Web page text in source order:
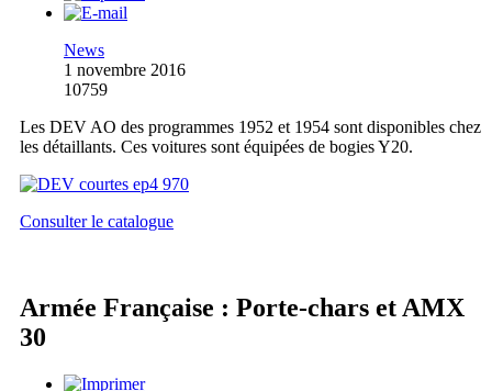
News
1 novembre 2016
10759
Les DEV AO des programmes 1952 et 1954 sont disponibles chez
les détaillants. Ces voitures sont équipées de bogies Y20.
Consulter le catalogue
Armée Française : Porte-chars et AMX
30